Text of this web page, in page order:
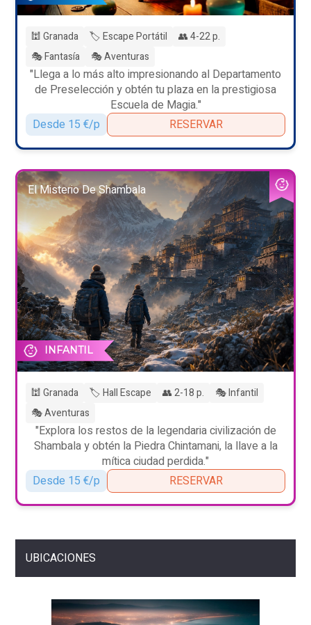
🕍 Granada 🏷️ Escape Portátil
👥 4-22 p.
🎭 Fantasía
🎭 Aventuras
"Llega a lo más alto impresionando al Departamento
de Preselección y obtén tu plaza en la prestigiosa
Escuela de Magia."
Desde 15 €/p
RESERVAR
El Misterio De Shambala
INFANTIL
🕍 Granada 🏷️ Hall Escape 👥 2-18 p.
🎭 Infantil
🎭 Aventuras
"Explora los restos de la legendaria civilización de
Shambala y obtén la Piedra Chintamani, la llave a la
mítica ciudad perdida."
Desde 15 €/p
RESERVAR
UBICACIONES